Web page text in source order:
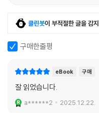
클린봇이 부적절한 글을 감
구매한줄평
eBook 구매
잘 읽었습니다.
a******2 2025.12.22.